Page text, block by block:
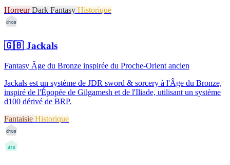
HorreurDark Fantasy Historique
d100
🇬🇧Jackals
Fantasy Âge du Bronze inspirée du Proche-Orient ancien
Jackals est un système de JDR sword & sorcery à l'Âge du Bronze,
inspiré de l'Épopée de Gilgamesh et de l'Iliade, utilisant un système
d100 dérivé de BRP.
Fantaisie Historique
d100
d20